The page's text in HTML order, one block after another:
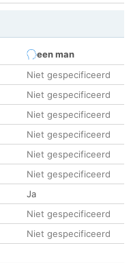
een man
Niet gespecificeerd
Niet gespecificeerd
Niet gespecificeerd
Niet gespecificeerd
Niet gespecificeerd
Niet gespecificeerd
Ja
Niet gespecificeerd
Niet gespecificeerd